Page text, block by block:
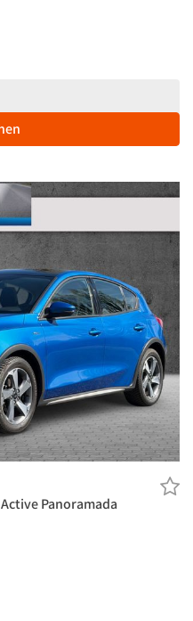
Panoramada